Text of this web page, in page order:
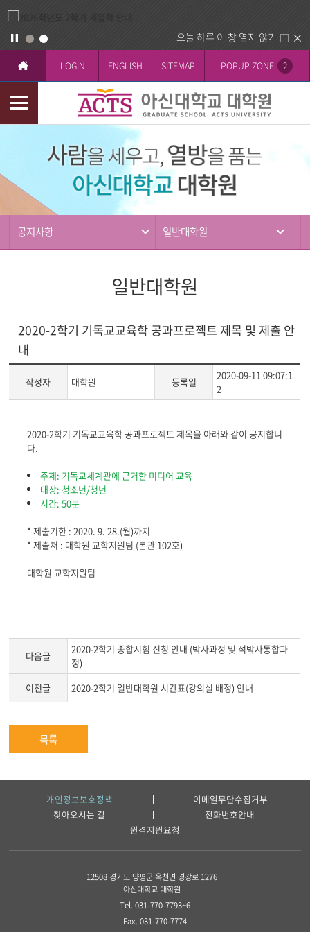
오늘 하루 이 창 열지 않기
LOGIN ENGLISH SITEMAP POPUP ZONE 2
모
바
티
공지사항 일반대학원
일반대학원
2020-2학기 기독교교육학 공과프로젝트 제목 및 제출 안
내
작성자 대학원 등록일
2020-09-11 09:07:1
2
게
시
본
문
2020-2학기 기독교교육학 공과프로젝트 제목을 아래와 같이 공지합니
다.
주제: 기독교세계관에 근거한 미디어 교육
대상: 청소년/청년
시간: 50분
* 제출기한 : 2020. 9. 28.(월)까지
* 제출처 : 대학원 교학지원팀 (본관 102호)
대학원 교학지원팀
다음글
2020-2학기 종합시험 신청 안내 (박사과정 및 석박사통합과
정)
이전글
2020-2학기 일반대학원 시간표(강의실 배정) 안내
목록
개인정보보호정책
이메일무단수집거부
찾아오시는 길
전화번호안내
원격지원요청
12508 경기도 양평군 옥천면 경강로 1276
아신대학교 대학원
Tel. 031-770-7793~6
Fax. 031-770-7774